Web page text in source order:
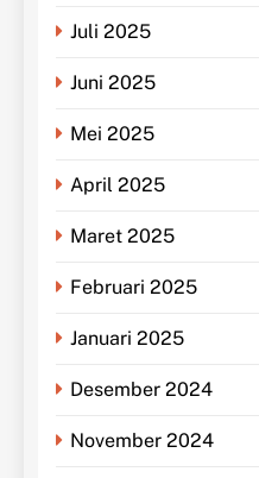
Juli 2025
Juni 2025
Mei 2025
April 2025
Maret 2025
Februari 2025
Januari 2025
Desember 2024
November 2024